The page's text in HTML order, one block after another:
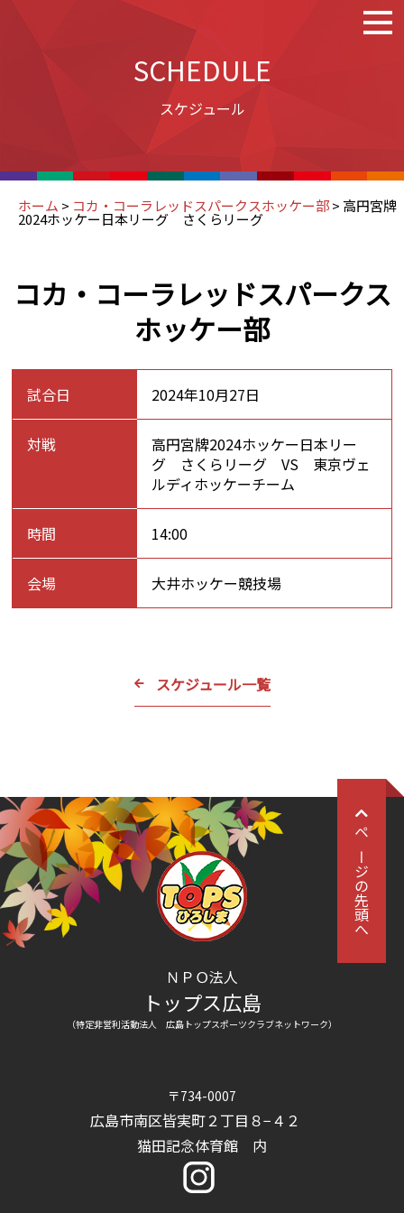
SCHEDULE
スケジュール
ホーム > コカ・コーラレッドスパークスホッケー部> 高円宮牌
2024ホッケー日本リーグ さくらリーグ
コカ・コーラレッドスパークス
ホッケー部
試合日 2024年10月27日
対戦
高円宮牌2024ホッケー日本リー
グ さくらリーグ VS 東京ヴェ
ルディホッケーチーム
時間 14:00
会場 大井ホッケー競技場
スケジュール一覧
ページの先頭へ
ＮＰＯ法人
トップス広島
（特定非営利活動法人 広島トップスポーツクラブネットワーク）
〒734-0007
広島市南区皆実町２丁目８−４２
猫田記念体育館 内